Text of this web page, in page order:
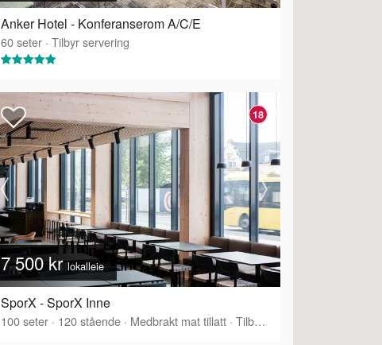
Anker Hotel - Konferanserom A/C/E
60seter · Tilbyr servering
18
7 500 krlokalleie
SporX - SporX Inne
100seter · 120stående · Medbrakt mat tillatt · Tilbyr servering